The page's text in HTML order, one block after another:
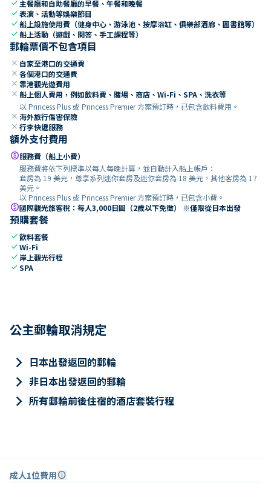
check 主餐廳和自助餐廳的早餐、午餐和晚餐
check表演、活動等娛樂節目
check船上設施使用費（健身中心、游泳池、按摩浴缸、俱樂部酒廊、圖書館等）
check船上活動（遊戲、問答、手工課程等）
郵輪票價不包含項目
close 自家至港口的交通費
close 各個港口的交通費
close 靠港觀光遊費用
close 船上個人費用，例如飲料費、賭場、商店、Wi-Fi、SPA、洗衣等
以 Princess Plus 或 Princess Premier 方案預訂時，已包含飲料費用。
close 海外旅行傷害保險
close 行李快遞服務
額外支付費用
paid服務費（船上小費）
服務費將依下列標準以每人每晚計算，並自動計入船上帳戶：
套房為 19 美元，尊享系列迷你套房及迷你套房為 18 美元，其他客房為 17
美元。
以 Princess Plus 或 Princess Premier 方案預訂時，已包含小費。
paid國際觀光旅客稅：每人3,000日圓（2歲以下免徵） ※僅限從日本出發
預購套餐
check飲料套餐
checkWi-Fi
check 岸上觀光行程
checkSPA
公主郵輪取消規定
keyboard_arrow_right 日本出發返回的郵輪
keyboard_arrow_right 非日本出發返回的郵輪
keyboard_arrow_right 所有郵輪前後住宿的酒店套裝行程
成人1位費用info